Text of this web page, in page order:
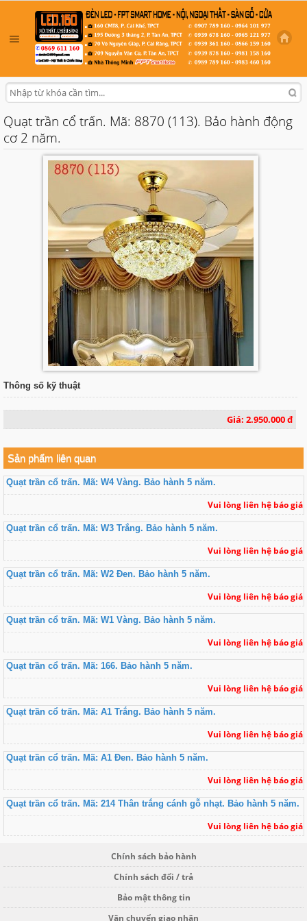
Quạt trần cổ trấn. Mã: 8870 (113). Bảo hành động
cơ 2 năm.
Thông số kỹ thuật
Giá: 2.950.000 đ
Sản phẩm liên quan
Quạt trần cổ trấn. Mã: W4 Vàng. Bảo hành 5 năm.
Vui lòng liên hệ báo giá
Quạt trần cổ trấn. Mã: W3 Trắng. Bảo hành 5 năm.
Vui lòng liên hệ báo giá
Quạt trần cổ trấn. Mã: W2 Đen. Bảo hành 5 năm.
Vui lòng liên hệ báo giá
Quạt trần cổ trấn. Mã: W1 Vàng. Bảo hành 5 năm.
Vui lòng liên hệ báo giá
Quạt trần cổ trấn. Mã: 166. Bảo hành 5 năm.
Vui lòng liên hệ báo giá
Quạt trần cổ trấn. Mã: A1 Trắng. Bảo hành 5 năm.
Vui lòng liên hệ báo giá
Quạt trần cổ trấn. Mã: A1 Đen. Bảo hành 5 năm.
Vui lòng liên hệ báo giá
Quạt trần cổ trấn. Mã: 214 Thân trắng cánh gỗ nhạt. Bảo hành 5 năm.
Vui lòng liên hệ báo giá
Chính sách bảo hành
Chính sách đổi / trả
Bảo mật thông tin
Vận chuyển giao nhận